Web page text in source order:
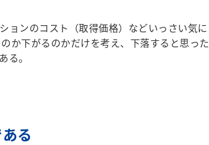
ョンのコスト（取得価格）などいっさい気に
か下がるのかだけを考え、下落すると思った
る。
る